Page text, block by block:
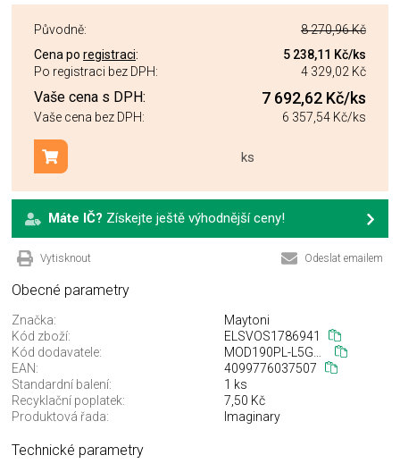
Původně:
8 270,96 Kč
Cena po registraci: 5 238,11 Kč/ks
Po registraci bez DPH:
4 329,02 Kč
Vaše cena s DPH: 7 692,62 Kč/ks
Vaše cena bez DPH: 6 357,54 Kč/ks
ks
Přidat do košíku
Máte IČ? Získejte ještě výhodnější ceny!
Vytisknout Odeslat emailem
Obecné parametry
Značka:
Maytoni
Kód zboží:
ELSVOS1786941
Kód dodavatele:
MOD190PL-L5G3K
EAN:
4099776037507
Standardní balení:
1 ks
Recyklační poplatek:
7,50 Kč
Produktová řada:
Imaginary
Technické parametry